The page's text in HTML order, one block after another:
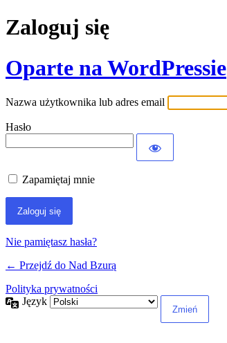
Zaloguj się
Oparte na WordPressie
Nazwa użytkownika lub adres email
Hasło
Zapamiętaj mnie
Nie pamiętasz hasła?
← Przejdź do Nad Bzurą
Polityka prywatności
Język